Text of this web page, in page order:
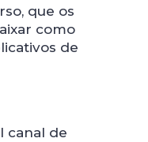
que os
como
de
canal de